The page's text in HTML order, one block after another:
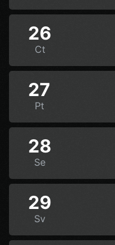
26
Ct
27
Pt
28
Se
29
Sv